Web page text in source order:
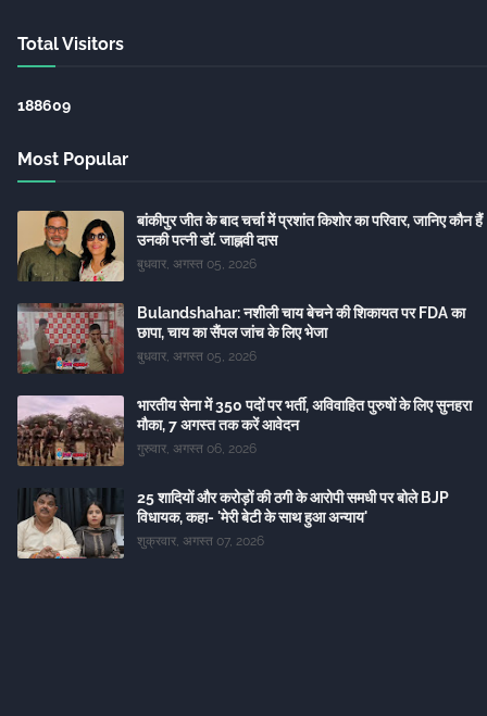
Total Visitors
188609
Most Popular
बांकीपुर जीत के बाद चर्चा में प्रशांत किशोर का परिवार, जानिए कौन हैं
उनकी पत्नी डॉ. जाह्नवी दास
बुधवार, अगस्त 05, 2026
Bulandshahar: नशीली चाय बेचने की शिकायत पर FDA का
छापा, चाय का सैंपल जांच के लिए भेजा
बुधवार, अगस्त 05, 2026
भारतीय सेना में 350 पदों पर भर्ती, अविवाहित पुरुषों के लिए सुनहरा
मौका, 7 अगस्त तक करें आवेदन
गुरुवार, अगस्त 06, 2026
25 शादियों और करोड़ों की ठगी के आरोपी समधी पर बोले BJP
विधायक, कहा- 'मेरी बेटी के साथ हुआ अन्याय'
शुक्रवार, अगस्त 07, 2026